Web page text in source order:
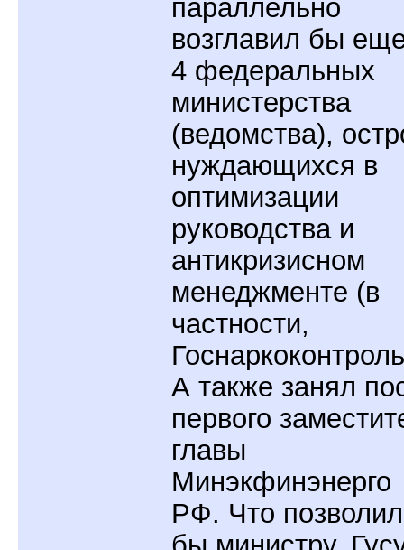
параллельно
возглавил бы
4 федеральных
министерства
(ведомства),
нуждающихся в
оптимизации
руководства и
антикризисном
менеджменте (в
частности,
А также занял
первого
главы
Минэкфинэнерго
РФ. Что